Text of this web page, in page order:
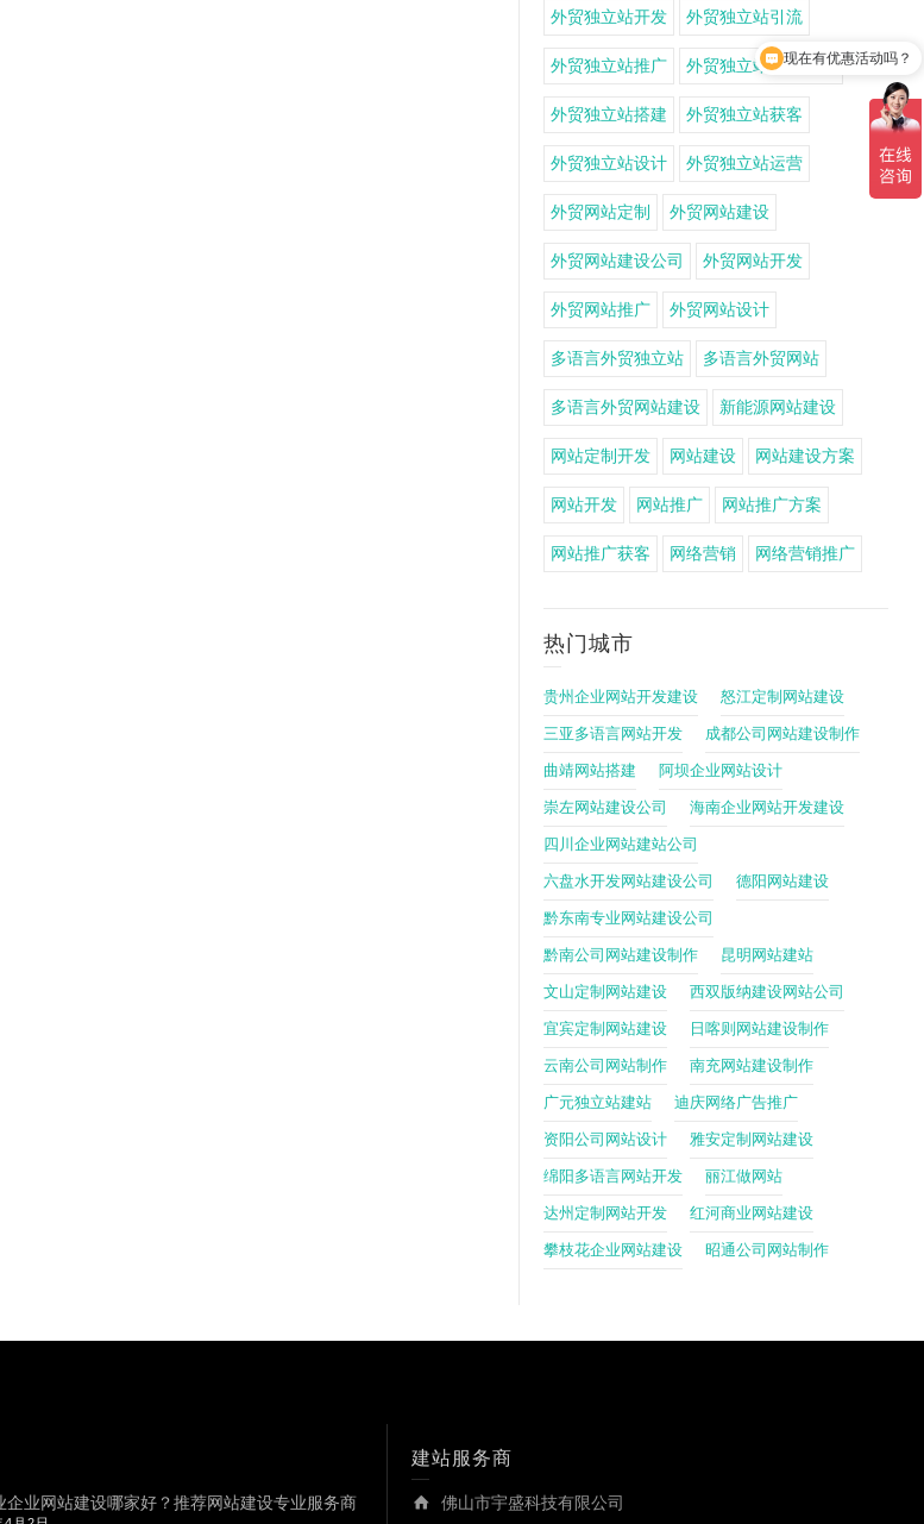
外贸独立站开发 外贸独立站引流
外贸独立站推广 外贸独立站推广方案
外贸独立站搭建 外贸独立站获客
外贸独立站设计 外贸独立站运营
外贸网站定制 外贸网站建设
外贸网站建设公司 外贸网站开发
外贸网站推广 外贸网站设计
多语言外贸独立站 多语言外贸网站
多语言外贸网站建设 新能源网站建设
网站定制开发 网站建设 网站建设方案
网站开发 网站推广 网站推广方案
网站推广获客 网络营销 网络营销推广
热门城市
贵州企业网站开发建设 怒江定制网站建设
三亚多语言网站开发 成都公司网站建设制作
曲靖网站搭建 阿坝企业网站设计
崇左网站建设公司 海南企业网站开发建设
四川企业网站建站公司
六盘水开发网站建设公司 德阳网站建设
黔东南专业网站建设公司
黔南公司网站建设制作 昆明网站建站
文山定制网站建设 西双版纳建设网站公司
宜宾定制网站建设 日喀则网站建设制作
云南公司网站制作 南充网站建设制作
广元独立站建站 迪庆网络广告推广
资阳公司网站设计 雅安定制网站建设
绵阳多语言网站开发 丽江做网站
达州定制网站开发 红河商业网站建设
攀枝花企业网站建设 昭通公司网站制作
企业网站建设哪家好？推荐网站建设专业服务商
建站服务商
佛山市宇盛科技有限公司
现在有优惠活动吗？